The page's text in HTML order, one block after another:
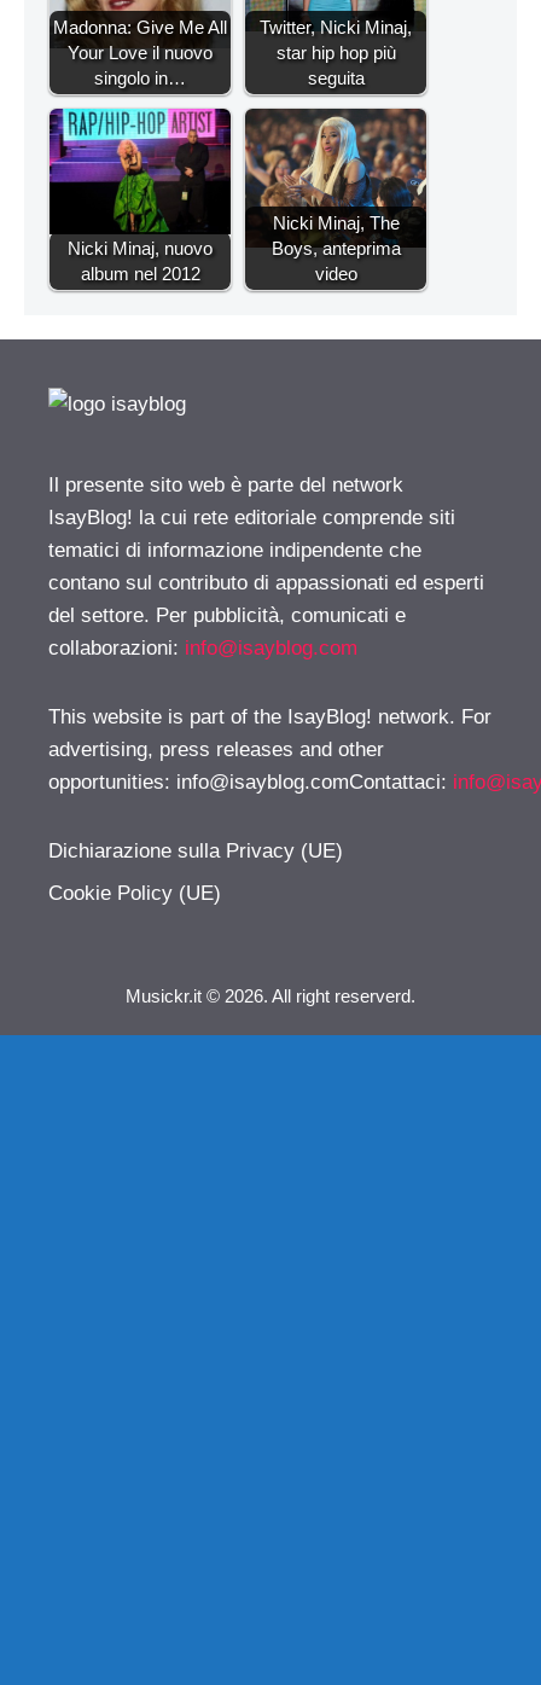
Madonna: Give Me All
Your Love il nuovo
singolo in…
Twitter, Nicki Minaj,
star hip hop più
seguita
Nicki Minaj, nuovo
album nel 2012
Nicki Minaj, The
Boys, anteprima
video
Il presente sito web è parte del network
IsayBlog! la cui rete editoriale comprende siti
tematici di informazione indipendente che
contano sul contributo di appassionati ed esperti
del settore. Per pubblicità, comunicati e
collaborazioni: info@isayblog.com
This website is part of the IsayBlog! network. For
advertising, press releases and other
opportunities: info@isayblog.comContattaci:
Dichiarazione sulla Privacy (UE)
Cookie Policy (UE)
Musickr.it © 2026. All right reserverd.